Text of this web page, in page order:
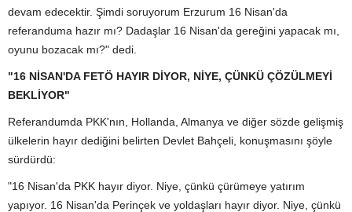
devam edecektir. Şimdi soruyorum Erzurum 16 Nisan'da
referanduma hazır mı? Dadaşlar 16 Nisan'da gereğini yapacak mı,
oyunu bozacak mı?" dedi.
"16 NİSAN'DA FETÖ HAYIR DİYOR, NİYE, ÇÜNKÜ ÇÖZÜLMEYİ
BEKLİYOR"
Referandumda PKK'nın, Hollanda, Almanya ve diğer sözde gelişmiş
ülkelerin hayır dediğini belirten Devlet Bahçeli, konuşmasını şöyle
sürdürdü:
"16 Nisan'da PKK hayır diyor. Niye, çünkü çürümeye yatırım
yapıyor. 16 Nisan'da Perinçek ve yoldaşları hayır diyor. Niye, çünkü